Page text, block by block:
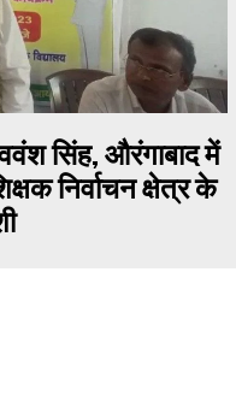
सिंह, औरंगाबाद में
निर्वाचन क्षेत्र के